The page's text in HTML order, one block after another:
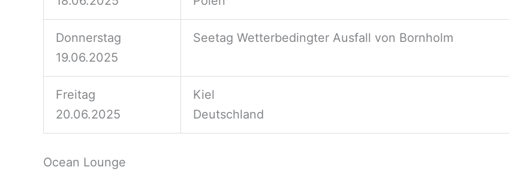
Donnerstag
19.06.2025
Seetag Wetterbedingter Ausfall von Bornholm
Freitag
20.06.2025
Kiel
Deutschland
Ocean Lounge